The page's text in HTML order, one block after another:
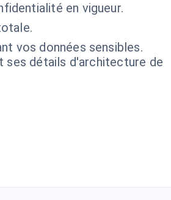
en vigueur.
vos données sensibles.
ses détails d'architecture de